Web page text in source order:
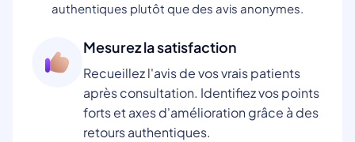
authentiques plutôt que des avis anonymes.
Mesurez la satisfaction
Recueillez l'avis de vos vrais patients
après consultation. Identifiez vos points
forts et axes d'amélioration grâce à des
retours authentiques.